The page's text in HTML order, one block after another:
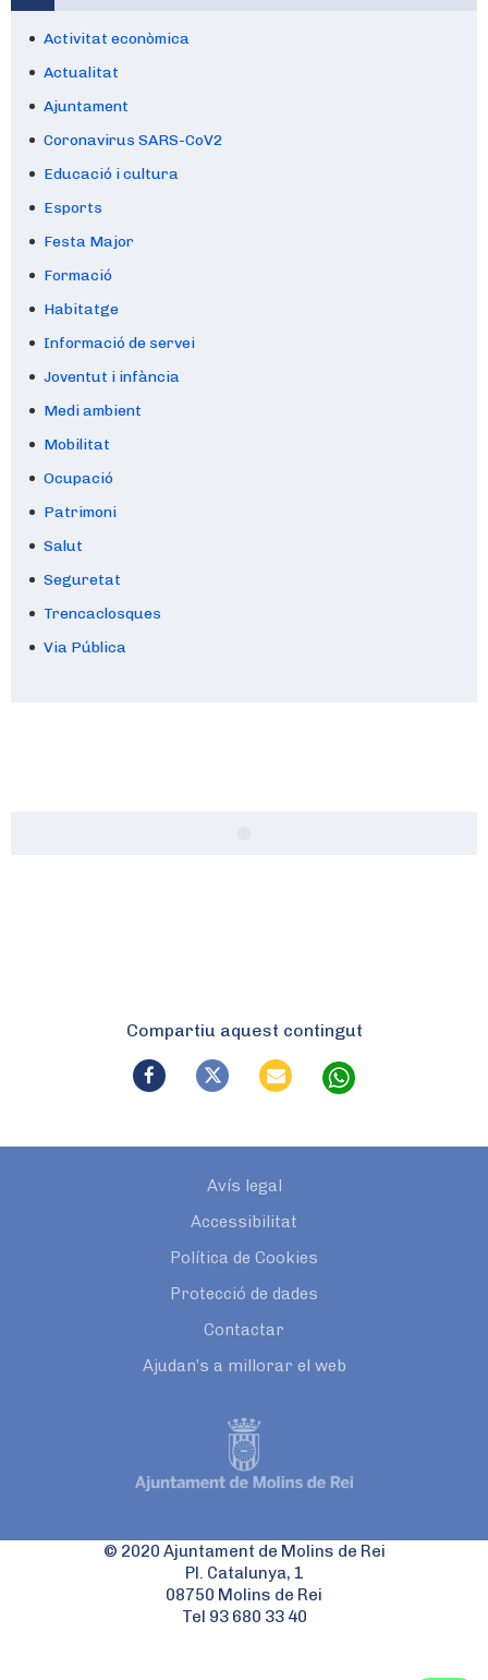
Activitat econòmica
Actualitat
Ajuntament
Coronavirus SARS-CoV2
Educació i cultura
Esports
Festa Major
Formació
Habitatge
Informació de servei
Joventut i infància
Medi ambient
Mobilitat
Ocupació
Patrimoni
Salut
Seguretat
Trencaclosques
Via Pública
Compartiu aquest contingut
Avís legal
Accessibilitat
Política de Cookies
Protecció de dades
Contactar
Ajudan’s a millorar el web
© 2020 Ajuntament de Molins de Rei
Pl. Catalunya, 1
08750 Molins de Rei
Tel 93 680 33 40